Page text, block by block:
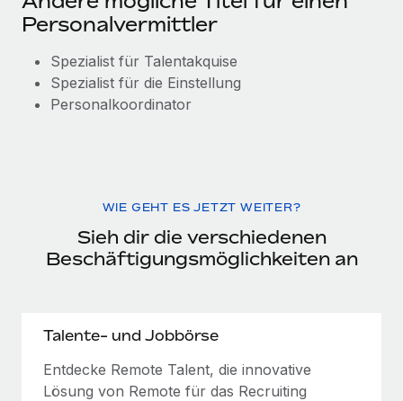
Personalvermittler
Spezialist für Talentakquise
Spezialist für die Einstellung
Personalkoordinator
WIE GEHT ES JETZT WEITER?
Sieh dir die verschiedenen
Beschäftigungsmöglichkeiten an
Talente- und Jobbörse
Entdecke Remote Talent, die innovative
Lösung von Remote für das Recruiting